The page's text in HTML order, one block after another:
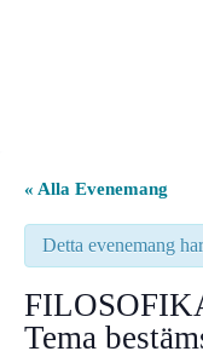
« Alla Evenemang
Detta evenemang
Tema